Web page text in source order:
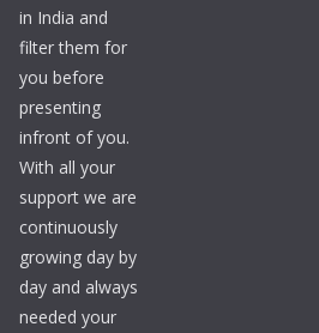
in India and
filter them for
you before
presenting
infront of you.
With all your
support we are
continuously
growing day by
day and always
needed your